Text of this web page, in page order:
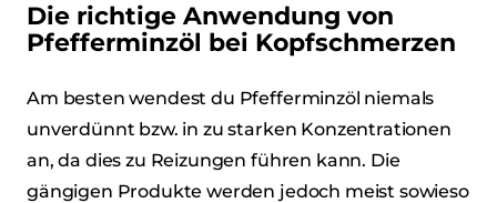
Die richtige Anwendung von
Pfefferminzöl bei Kopfschmerzen
Am besten wendest du Pfefferminzöl niemals
unverdünnt bzw. in zu starken Konzentrationen
an, da dies zu Reizungen führen kann. Die
gängigen Produkte werden jedoch meist sowieso